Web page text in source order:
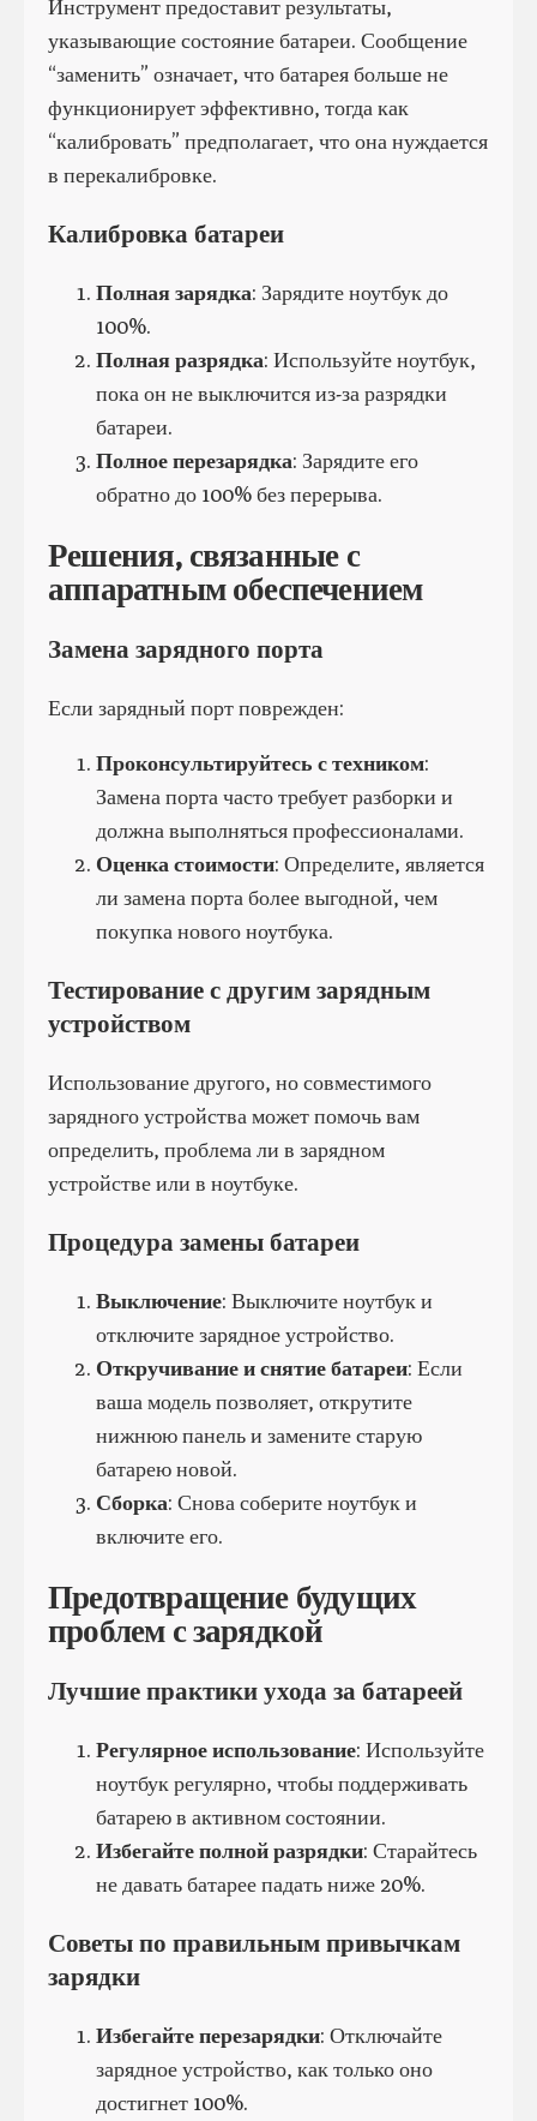
Инструмент предоставит результаты,
указывающие состояние батареи. Сообщение
“заменить” означает, что батарея больше не
функционирует эффективно, тогда как
“калибровать” предполагает, что она нуждается
в перекалибровке.
Калибровка батареи
Полная зарядка: Зарядите ноутбук до
100%.
Полная разрядка: Используйте ноутбук,
пока он не выключится из-за разрядки
батареи.
Полное перезарядка: Зарядите его
обратно до 100% без перерыва.
Решения, связанные с
аппаратным обеспечением
Замена зарядного порта
Если зарядный порт поврежден:
Проконсультируйтесь с техником:
Замена порта часто требует разборки и
должна выполняться профессионалами.
Оценка стоимости: Определите, является
ли замена порта более выгодной, чем
покупка нового ноутбука.
Тестирование с другим зарядным
устройством
Использование другого, но совместимого
зарядного устройства может помочь вам
определить, проблема ли в зарядном
устройстве или в ноутбуке.
Процедура замены батареи
Выключение: Выключите ноутбук и
отключите зарядное устройство.
Откручивание и снятие батареи: Если
ваша модель позволяет, открутите
нижнюю панель и замените старую
батарею новой.
Сборка: Снова соберите ноутбук и
включите его.
Предотвращение будущих
проблем с зарядкой
Лучшие практики ухода за батареей
Регулярное использование: Используйте
ноутбук регулярно, чтобы поддерживать
батарею в активном состоянии.
Избегайте полной разрядки: Старайтесь
не давать батарее падать ниже 20%.
Советы по правильным привычкам
зарядки
Избегайте перезарядки: Отключайте
зарядное устройство, как только оно
достигнет 100%.